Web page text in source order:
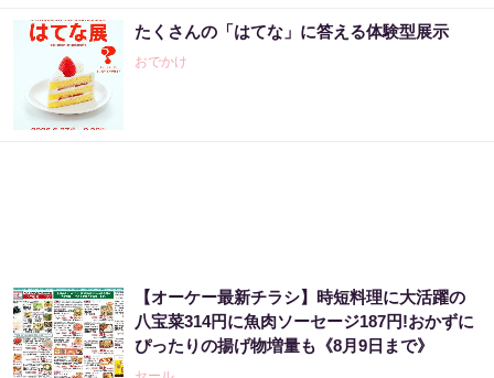
たくさんの「はてな」に答える体験型展示
おでかけ
【オーケー最新チラシ】時短料理に大活躍の
八宝菜314円に魚肉ソーセージ187円!おかずに
ぴったりの揚げ物増量も《8月9日まで》